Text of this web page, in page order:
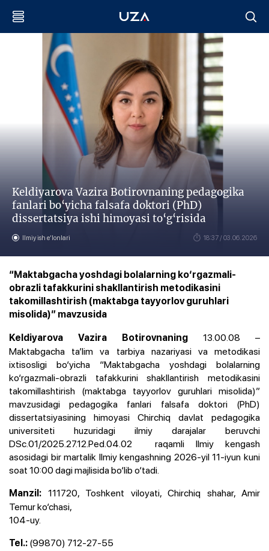
Keldiyarova Vazira Botirovnaning pedagogika
fanlari bo‘yicha falsafa doktori (PhD)
dissertatsiya ishi himoyasi to‘g‘risida
Ilmiy ish eʼlonlari 18:37 / 03.06.2026
“Maktabgacha yoshdagi bolalarning ko‘rgazmali-
obrazli tafakkurini shakllantirish metodikasini
takomillashtirish (maktabga tayyorlov guruhlari
misolida)” mavzusida
Keldiyarova Vazira Botirovnaning 13.00.08 –
Maktabgacha ta’lim va tarbiya nazariyasi va metodikasi
ixtisosligi bo‘yicha “Maktabgacha yoshdagi bolalarning
ko‘rgazmali-obrazli tafakkurini shakllantirish metodikasini
takomillashtirish (maktabga tayyorlov guruhlari misolida)”
mavzusidagi pedagogika fanlari falsafa doktori (PhD)
dissertatsiyasining himoyasi Chirchiq davlat pedagogika
universiteti huzuridagi ilmiy darajalar beruvchi
DSc.01/2025.27.12.Ped.04.02 raqamli Ilmiy kengash
asosidagi bir martalik Ilmiy kengashning 2026-yil 11-iyun kuni
soat 10:00 dagi majlisida bo‘lib o‘tadi.
Manzil: 111720, Toshkent viloyati, Chirchiq shahar, Amir
Temur ko‘chasi,
104-uy.
Tel.: (99870) 712-27-55